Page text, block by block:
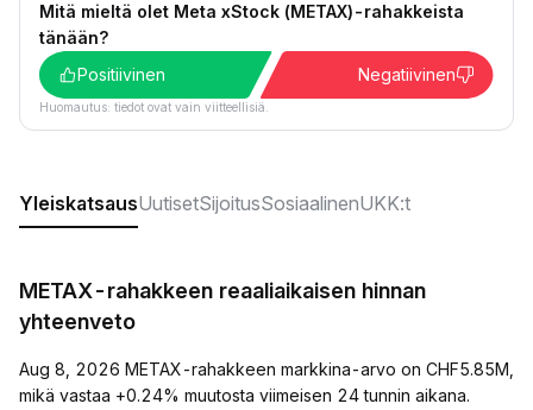
Mitä mieltä olet Meta xStock (METAX)-rahakkeista
tänään?
Positiivinen
Negatiivinen
Huomautus: tiedot ovat vain viitteellisiä.
YleiskatsausUutisetSijoitusSosiaalinenUKK:t
METAX-rahakkeen reaaliaikaisen hinnan
yhteenveto
Aug 8, 2026 METAX-rahakkeen markkina-arvo on CHF5.85M,
mikä vastaa +0.24% muutosta viimeisen 24 tunnin aikana.